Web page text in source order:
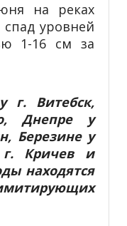
на реках
уровней
1-16 см за
г. Витебск,
Днепре у
Березине у
Кричев и
находятся